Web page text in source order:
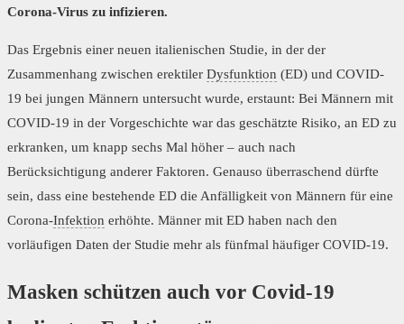
Corona-Virus zu infizieren.
Das Ergebnis einer neuen italienischen Studie, in der der
Zusammenhang zwischen erektiler Dysfunktion (ED) und COVID-
19 bei jungen Männern untersucht wurde, erstaunt: Bei Männern mit
COVID-19 in der Vorgeschichte war das geschätzte Risiko, an ED zu
erkranken, um knapp sechs Mal höher – auch nach
Berücksichtigung anderer Faktoren. Genauso überraschend dürfte
sein, dass eine bestehende ED die Anfälligkeit von Männern für eine
Corona-Infektion erhöhte. Männer mit ED haben nach den
vorläufigen Daten der Studie mehr als fünfmal häufiger COVID-19.
Masken schützen auch vor Covid-19